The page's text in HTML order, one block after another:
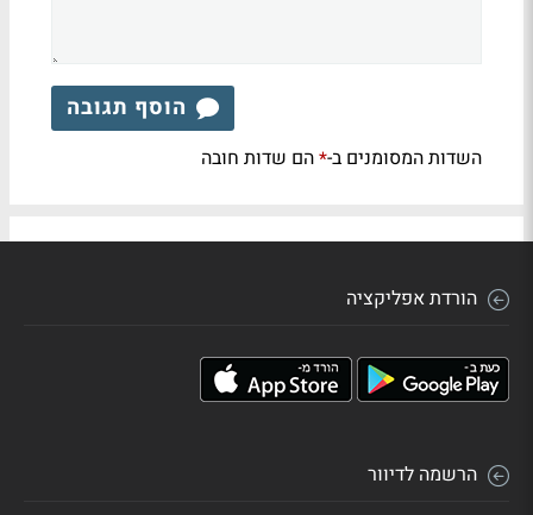
הוסף תגובה
השדות המסומנים ב-*הם שדות חובה
הורדת אפליקציה
הרשמה לדיוור